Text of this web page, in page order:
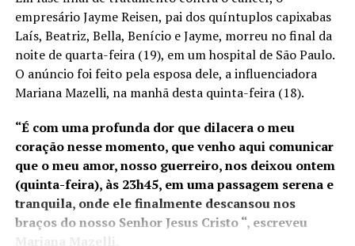
Iluminação mais moderna e econômica na Avenida Lagoa
Juara
Música ao vivo e doações durante vacinação na Serra
novos projetos portuários
em execução, como o Porto
da Imetame, com data de
início de operação para
2025. No ano passado, os
portos capixabas
movimentaram R$ 35
bilhões em mercadorias e a
possível transferência da
empresário Jayme Reisen, pai dos quíntuplos capixabas
Laís, Beatriz, Bella, Benício e Jayme, morreu no final da
noite de quarta-feira (19), em um hospital de São Paulo.
O anúncio foi feito pela esposa dele, a influenciadora
Mariana Mazelli, na manhã desta quinta-feira (18).
“É com uma profunda dor que dilacera o meu
coração nesse momento, que venho aqui comunicar
que o meu amor, nosso guerreiro, nos deixou ontem
(quinta-feira), às 23h45, em uma passagem serena e
tranquila, onde ele finalmente descansou nos
braços do nosso Senhor Jesus Cristo “, escreveu
Mariana Mazelli.